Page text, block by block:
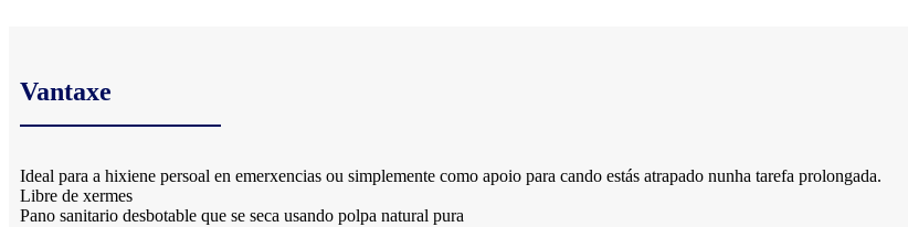
Vantaxe
Ideal para a hixiene persoal en emerxencias ou simplemente como apoio para cando estás atrapado nunha tarefa prolongada.
Libre de xermes
Pano sanitario desbotable que se seca usando polpa natural pura